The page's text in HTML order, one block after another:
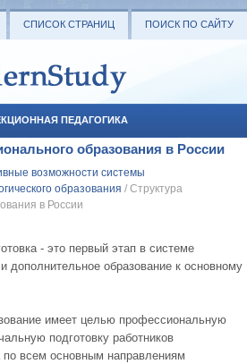
СПИСОК СТРАНИЦ ПОИСК ПО САЙТУ
ПЕДАГОГИКА
УЧЕБНЫЕ МАТЕРИАЛЫобразования в России
возможности системы
образования / Структура
в России
- это первый этап в системе
дополнительное образование к основному
имеет целью профессиональную
подготовку работников
по всем основным направлениям